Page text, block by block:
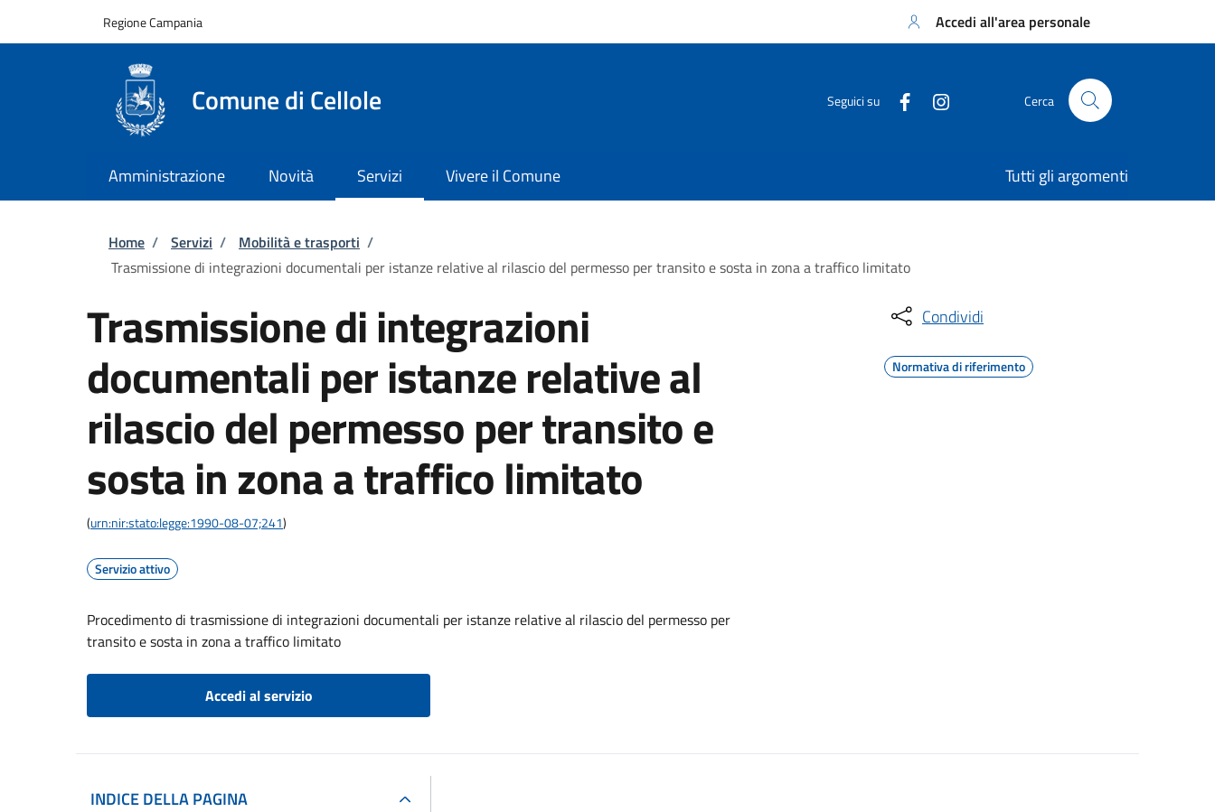
Regione Campania Accedi all'area personale
Comune di Cellole Seguici su Cerca
Amministrazione Novità Servizi Vivere il Comune Tutti gli argomenti
Briciole di pane
Home / Servizi / Mobilità e trasporti /
Trasmissione di integrazioni documentali per istanze relative al rilascio del permesso per transito e sosta in zona a traffico limitato
Trasmissione di integrazioni
documentali per istanze relative al
rilascio del permesso per transito e
sosta in zona a traffico limitato
(urn:nir:stato:legge:1990-08-07;241)
Servizio attivo
Procedimento di trasmissione di integrazioni documentali per istanze relative al rilascio del permesso per
transito e sosta in zona a traffico limitato
Accedi al servizio
Condividi
Normativa di riferimento
INDICE DELLA PAGINA